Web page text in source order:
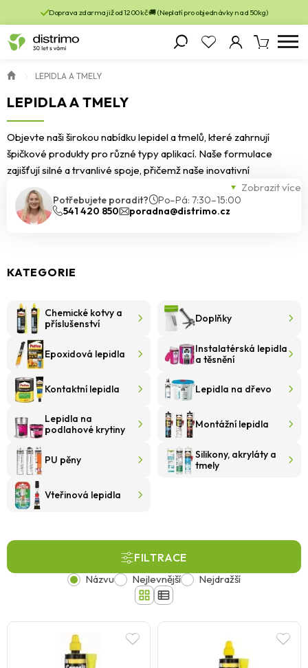
Doprava zdarma již od 1200 kč 🚚 (Neplatí pro objednávky nad 50kg)
LEPIDLA A TMELY
LEPIDLA A TMELY
Objevte naši širokou nabídku lepidel a tmelů, které zahrnují
špičkové produkty pro různé typy aplikací. Naše formulace
zajišťují silné a trvanlivé spoje, přičemž naše inovativní
technologie garantuje přesnost a spolehlivost. S našimi produkty
dosáhnete profesionálních výsledků, na které se můžete plně
spolehnout!
Zobrazit více
Potřebujete poradit?
Po–Pá: 7:30–15:00
541 420 850
poradna@distrimo.cz
KATEGORIE
Chemické kotvy a
příslušenství
Doplňky
Epoxidová lepidla
Instalatérská lepidla
a těsnění
Kontaktní lepidla Lepidla na dřevo
Lepidla na
podlahové krytiny
Montážní lepidla
PU pěny
Silikony, akryláty a
tmely
Vteřinová lepidla
FILTRACE
Názvu Nejlevnější Nejdražší